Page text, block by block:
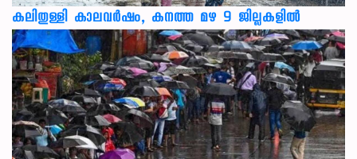
കലിതുള്ളി കാലവർഷം, കനത്ത മഴ 9 ജില്ലകളിൽ